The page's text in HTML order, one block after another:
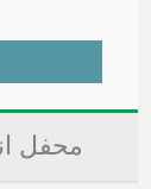
محفل انس